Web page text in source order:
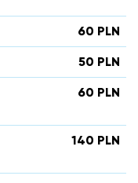
60 PLN
50 PLN
60 PLN
140 PLN